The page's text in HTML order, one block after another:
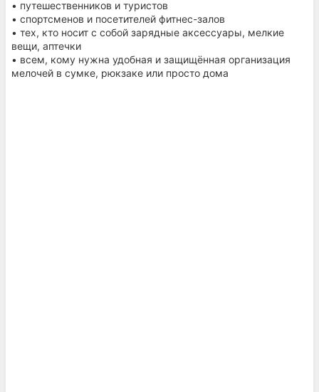
• путешественников и туристов
• спортсменов и посетителей фитнес-залов
• тех, кто носит с собой зарядные аксессуары, мелкие
вещи, аптечки
• всем, кому нужна удобная и защищённая организация
мелочей в сумке, рюкзаке или просто дома